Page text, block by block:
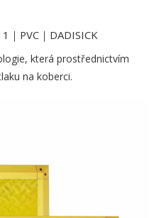
｜PVC｜DADISICK
která prostřednictvím
na koberci.